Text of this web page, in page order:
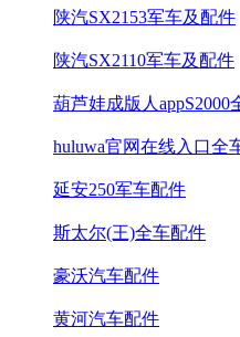
陕汽SX2153军车及配件
陕汽SX2110军车及配件
葫芦娃成版人appS2000
huluwa官网在线入口全
延安250军车配件
斯太尔(王)全车配件
豪沃汽车配件
黄河汽车配件